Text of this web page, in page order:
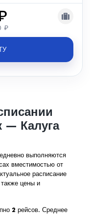
₽
— Калуга
выполняются
вместимостью от
расписание
цены и
2 рейсов. Среднее